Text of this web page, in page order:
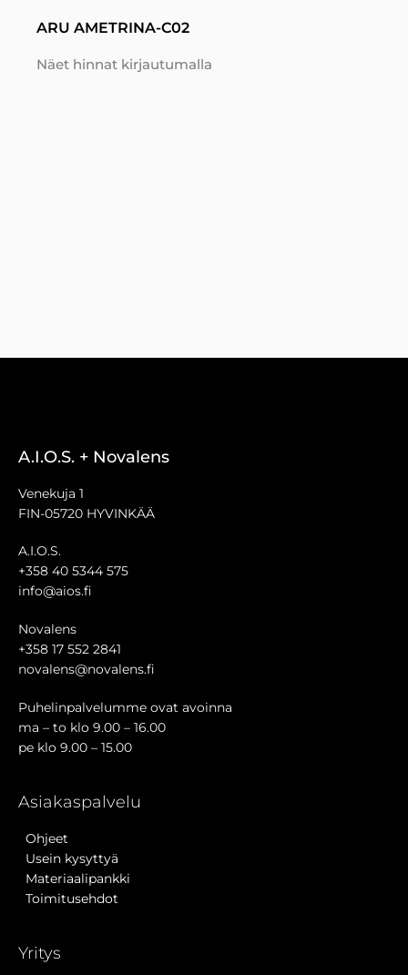
ARU AMETRINA-C02
Näet hinnat kirjautumalla
A.I.O.S. + Novalens
Venekuja 1
FIN-05720 HYVINKÄÄ
A.I.O.S.
+358 40 5344 575
info@aios.fi
Novalens
+358 17 552 2841
novalens@novalens.fi
Puhelinpalvelumme ovat avoinna
ma – to klo 9.00 – 16.00
pe klo 9.00 – 15.00
Asiakaspalvelu
Ohjeet
Usein kysyttyä
Materiaalipankki
Toimitusehdot
Yritys